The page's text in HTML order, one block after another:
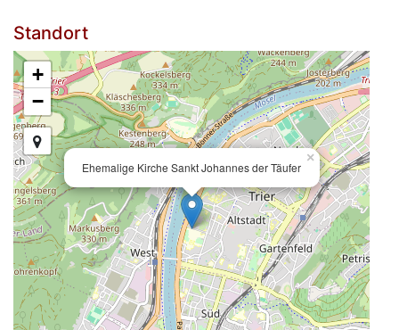
Standort
Ehemalige Kirche Sankt Johannes der Täufer
×
+
−